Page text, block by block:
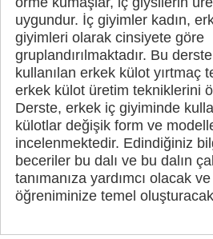
uygundur. İç giyimler kadın,
giyimleri olarak cinsiyete göre
gruplandırılmaktadır. Bu
kullanılan erkek külot yırtmaç
erkek külot üretim tekniklerini
Derste, erkek iç giyiminde
külotlar değişik form ve
incelenmektedir. Edindiğiniz
beceriler bu dalı ve bu dalın
tanımanıza yardımcı olacak
öğreniminize temel